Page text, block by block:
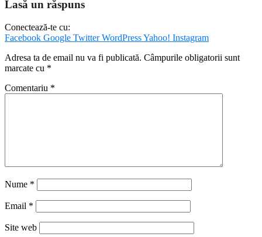
Lasă un răspuns
Conectează-te cu:
Facebook Google TwitterWordPressYahoo! Instagram
Adresa ta de email nu va fi publicată. Câmpurile obligatorii sunt
marcate cu *
Comentariu *
Nume *
Email *
Site web